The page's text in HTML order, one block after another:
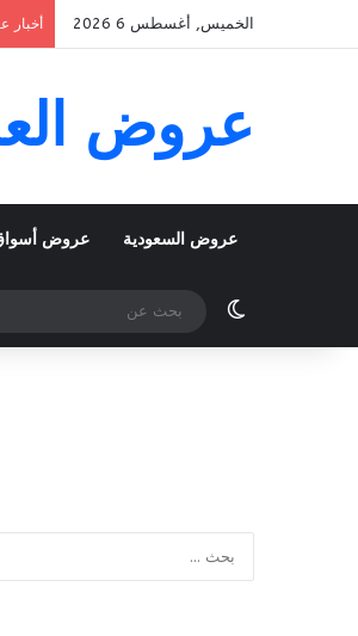
الخميس, أغسطس 6 2026 أخبار
عروض
عروض السعودية عروض
الوضع المظلم